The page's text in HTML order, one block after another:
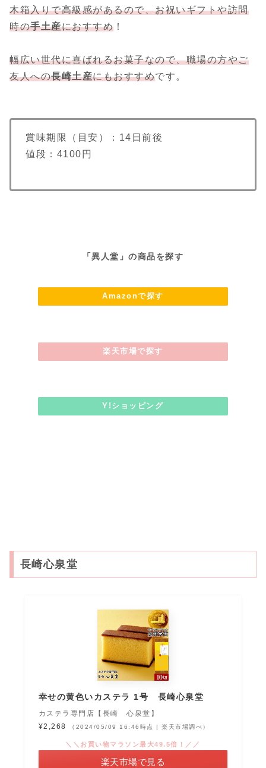
木箱入りで高級感があるので、お祝いギフトや訪問
時の手土産におすすめ ！
幅広い世代に喜ばれるお菓子なので、職場の方やご
友人への長崎土産にもおすすめです。
賞味期限（目安）：14日前後
値段：4100円
「異人堂」の商品を探す
Amazonで探す
楽天市場で探す
Y!ショッピング
長崎心泉堂
幸せの黄色いカステラ 1号 長崎心泉堂
カステラ専門店【長崎 心泉堂】
¥2,268
（2024/05/09 16:46時点 | 楽天市場調べ）
＼＼お買い物マラソン最大49.5倍！／／
楽天市場で見る